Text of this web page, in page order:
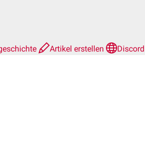
Artikel erstellen Discord